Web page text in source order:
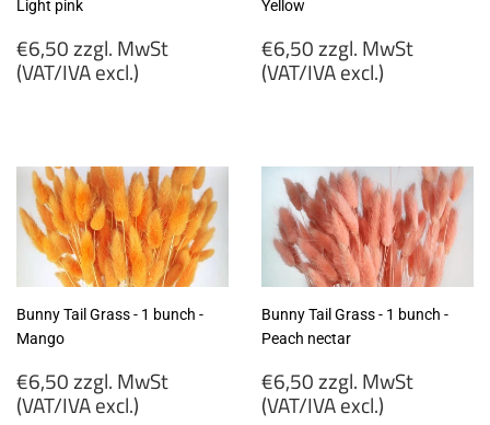
Light pink
Regular
price
€6,50 zzgl. MwSt
(VAT/IVA excl.)
MwSt
(VAT/IVA
excl.)
Yellow
Regular
price
€6,50 zzgl. MwSt
(VAT/IVA excl.)
MwSt
(VAT/IVA
excl.)
Bunny Tail Grass - 1 bunch -
Mango
Regular
price
€6,50 zzgl. MwSt
(VAT/IVA excl.)
Bunny Tail Grass - 1 bunch -
Peach nectar
Regular
price
€6,50 zzgl. MwSt
(VAT/IVA excl.)